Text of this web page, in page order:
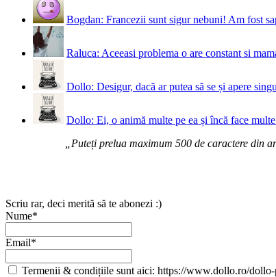
Bogdan: Francezii sunt sigur nebuni! Am fost
Raluca: Aceeasi problema o are constant si
Dollo: Desigur, dacă ar putea să se și apere
Dollo: Ei, o animă multe pe ea și încă face
„Puteți prelua maximum 500 de caractere din
Scriu rar, deci merită să te abonezi :)
Nume*
Email*
Termenii & condițiile sunt aici: https://www.dollo.ro/